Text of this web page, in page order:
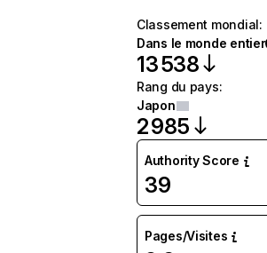
Classement mondial:
Dans le monde entier
13 538
Rang du pays:
Japon
2 985
Authority Score
39
Pages/Visites